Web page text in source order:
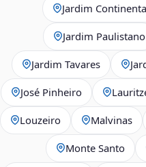
Jardim
Jardim Paulistano
Jardim Tavares
José Pinheiro
Louzeiro Malvinas
Monte Santo